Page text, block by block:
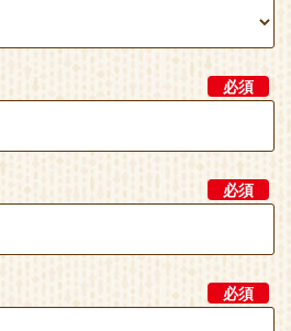
必須
必須
必須